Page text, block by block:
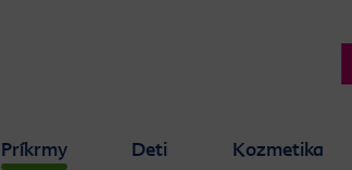
Príkrmy Deti Kozmetika